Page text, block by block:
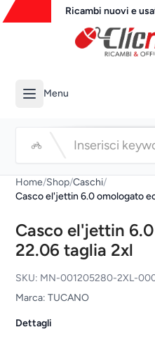
Ricambi nuovi e
Menu
Home/Shop/Caschi/
Casco el'jettin 6.0 omologato
Casco el'jettin
22.06 taglia 2xl
SKU: MN-001205280-2XL-
Marca: TUCANO
Dettagli